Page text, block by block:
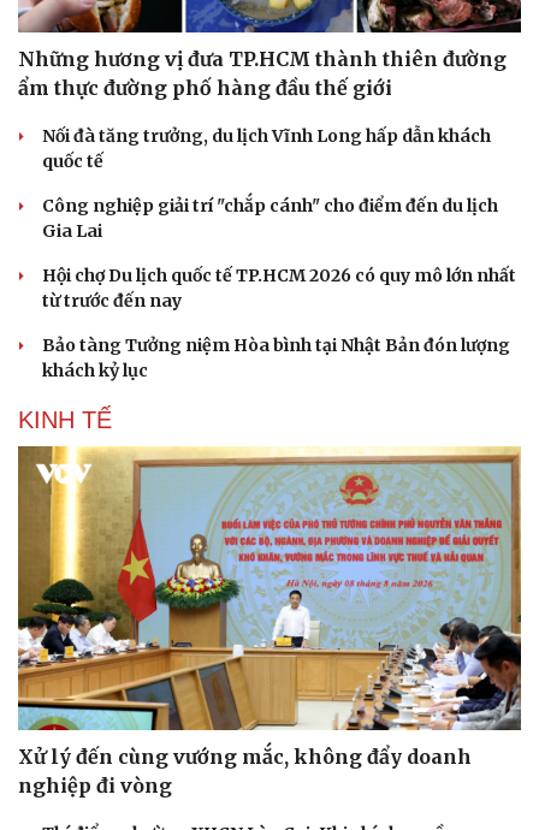
Sân khấu - Điện ảnh
Văn học
Âm nhạc
Di sản
Nghệ sĩ
Thời trang
Sao Việt
Những hương vị đưa TP.HCM thành thiên đường
ẩm thực đường phố hàng đầu thế giới
Nối đà tăng trưởng, du lịch Vĩnh Long hấp dẫn khách
quốc tế
Công nghiệp giải trí "chắp cánh" cho điểm đến du lịch
Gia Lai
Hội chợ Du lịch quốc tế TP.HCM 2026 có quy mô lớn nhất
từ trước đến nay
Bảo tàng Tưởng niệm Hòa bình tại Nhật Bản đón lượng
khách kỷ lục
KINH TẾ
Xử lý đến cùng vướng mắc, không đẩy doanh
nghiệp đi vòng